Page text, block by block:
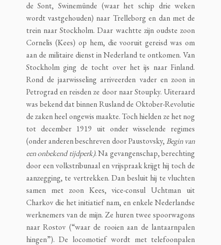
de Sont, Swinemünde (waar het schip drie weken
wordt vastgehouden) naar Trelleborg en dan met de
trein naar Stockholm. Daar wachtte zijn oudste zoon
Cornelis (Kees) op hem, die vooruit gereisd was om
aan de militaire dienst in Nederland te ontkomen. Van
Stockholm ging de tocht over het ijs naar Finland.
Rond de jaarwisseling arriveerden vader en zoon in
Petrograd en reisden ze door naar Stoupky. Uiteraard
was bekend dat binnen Rusland de Oktober-Revolutie
de zaken heel ongewis maakte. Toch hielden ze het nog
tot december 1919 uit onder wisselende regimes
(onder anderen beschreven door Paustovsky,Begin van
een onbekend tijdperk). Na gevangenschap, berechting
door een volkstribunaal en vrijspraak krijgt hij toch de
aanzegging, te vertrekken. Dan besluit hij te vluchten
samen met zoon Kees, vice-consul Uchtman uit
Charkov die het initiatief nam, en enkele Nederlandse
werknemers van de mijn. Ze huren twee spoorwagons
naar Rostov (“waar de rooien aan de lantaarnpalen
hingen”). De locomotief wordt met telefoonpalen